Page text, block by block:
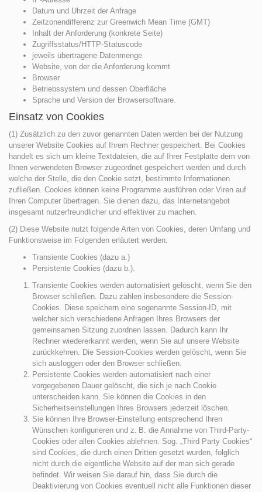
Datum und Uhrzeit der Anfrage
Zeitzonendifferenz zur Greenwich Mean Time (GMT)
Inhalt der Anforderung (konkrete Seite)
Zugriffsstatus/HTTP-Statuscode
jeweils übertragene Datenmenge
Website, von der die Anforderung kommt
Browser
Betriebssystem und dessen Oberfläche
Sprache und Version der Browsersoftware.
Einsatz von Cookies
(1) Zusätzlich zu den zuvor genannten Daten werden bei der Nutzung
unserer Website Cookies auf Ihrem Rechner gespeichert. Bei Cookies
handelt es sich um kleine Textdateien, die auf Ihrer Festplatte dem von
Ihnen verwendeten Browser zugeordnet gespeichert werden und durch
welche der Stelle, die den Cookie setzt, bestimmte Informationen
zufließen. Cookies können keine Programme ausführen oder Viren auf
Ihren Computer übertragen. Sie dienen dazu, das Internetangebot
insgesamt nutzerfreundlicher und effektiver zu machen.
(2) Diese Website nutzt folgende Arten von Cookies, deren Umfang und
Funktionsweise im Folgenden erläutert werden:
Transiente Cookies (dazu a.)
Persistente Cookies (dazu b.).
Transiente Cookies werden automatisiert gelöscht, wenn Sie den
Browser schließen. Dazu zählen insbesondere die Session-
Cookies. Diese speichern eine sogenannte Session-ID, mit
welcher sich verschiedene Anfragen Ihres Browsers der
gemeinsamen Sitzung zuordnen lassen. Dadurch kann Ihr
Rechner wiedererkannt werden, wenn Sie auf unsere Website
zurückkehren. Die Session-Cookies werden gelöscht, wenn Sie
sich ausloggen oder den Browser schließen.
Persistente Cookies werden automatisiert nach einer
vorgegebenen Dauer gelöscht, die sich je nach Cookie
unterscheiden kann. Sie können die Cookies in den
Sicherheitseinstellungen Ihres Browsers jederzeit löschen.
Sie können Ihre Browser-Einstellung entsprechend Ihren
Wünschen konfigurieren und z. B. die Annahme von Third-Party-
Cookies oder allen Cookies ablehnen. Sog. „Third Party Cookies“
sind Cookies, die durch einen Dritten gesetzt wurden, folglich
nicht durch die eigentliche Website auf der man sich gerade
befindet. Wir weisen Sie darauf hin, dass Sie durch die
Deaktivierung von Cookies eventuell nicht alle Funktionen dieser